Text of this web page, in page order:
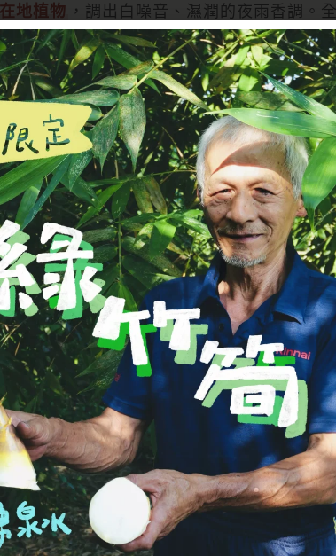
地植物 ，調出白噪音、濕潤的夜雨香調。
萃取、友善循環。噴在織品、空間或隨身